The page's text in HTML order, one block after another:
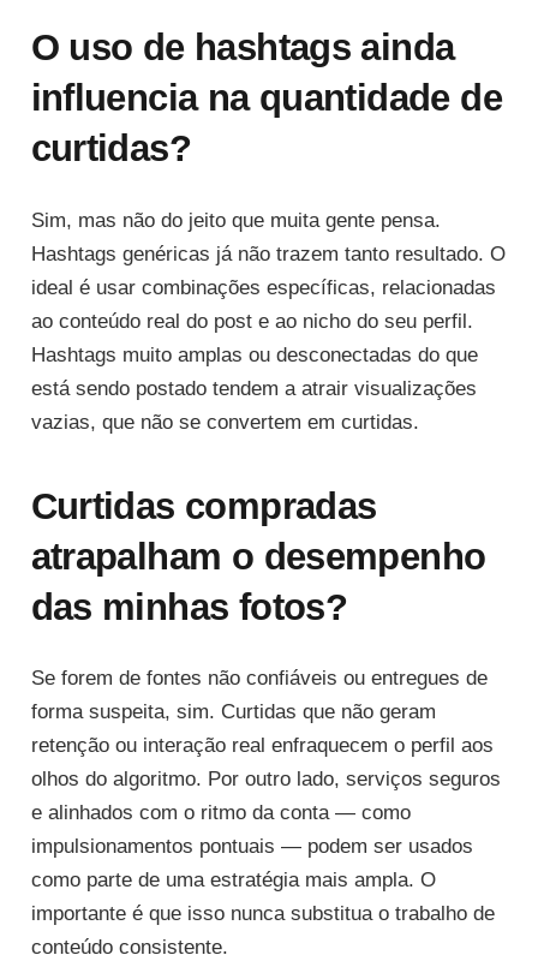
O uso de hashtags ainda
influencia na quantidade de
curtidas?
Sim, mas não do jeito que muita gente pensa.
Hashtags genéricas já não trazem tanto resultado. O
ideal é usar combinações específicas, relacionadas
ao conteúdo real do post e ao nicho do seu perfil.
Hashtags muito amplas ou desconectadas do que
está sendo postado tendem a atrair visualizações
vazias, que não se convertem em curtidas.
Curtidas compradas
atrapalham o desempenho
das minhas fotos?
Se forem de fontes não confiáveis ou entregues de
forma suspeita, sim. Curtidas que não geram
retenção ou interação real enfraquecem o perfil aos
olhos do algoritmo. Por outro lado, serviços seguros
e alinhados com o ritmo da conta — como
impulsionamentos pontuais — podem ser usados
como parte de uma estratégia mais ampla. O
importante é que isso nunca substitua o trabalho de
conteúdo consistente.